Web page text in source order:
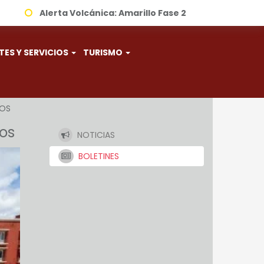
Alerta Volcánica:Amarillo Fase 2
Y SERVICIOS TURISMO
NOTICIAS
BOLETINES